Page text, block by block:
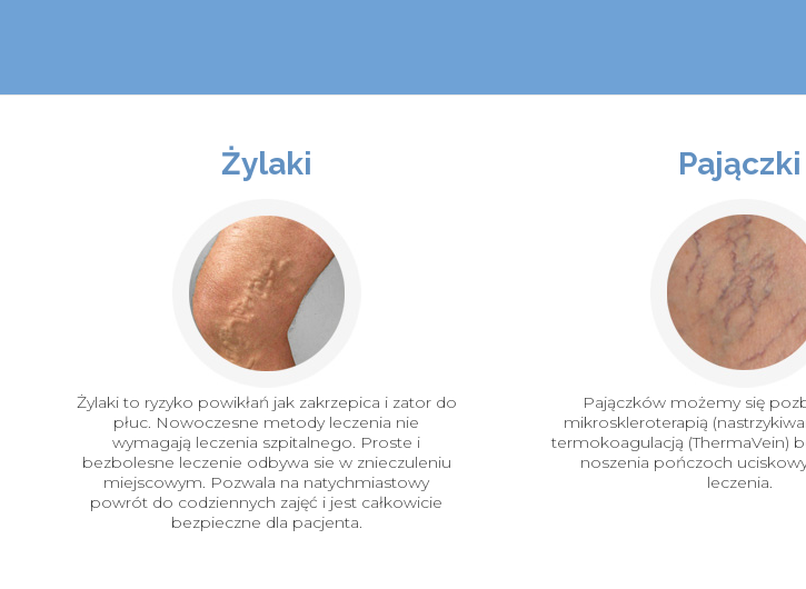
Żylaki
Żylaki to ryzyko powikłań jak zakrzepica i zator do
płuc. Nowoczesne metody leczenia nie
wymagają leczenia szpitalnego. Proste i
bezbolesne leczenie odbywa sie w znieczuleniu
miejscowym. Pozwala na natychmiastowy
powrót do codziennych zajęć i jest całkowicie
bezpieczne dla pacjenta.
Pajączki
Pajączków możemy się
mikroskleroterapią
termokoagulacją (ThermaVein)
noszenia pończoch
leczenia.